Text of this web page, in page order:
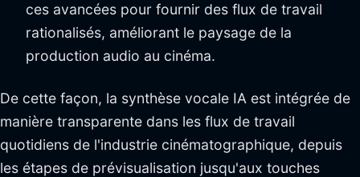
ces avancées pour fournir des flux de travail
rationalisés, améliorant le paysage de la
production audio au cinéma.
De cette façon, la synthèse vocale IA est intégrée de
manière transparente dans les flux de travail
quotidiens de l'industrie cinématographique, depuis
les étapes de prévisualisation jusqu'aux touches